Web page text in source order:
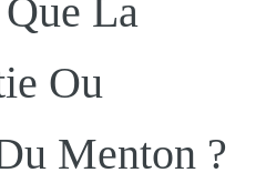
La
Ou
Menton ?